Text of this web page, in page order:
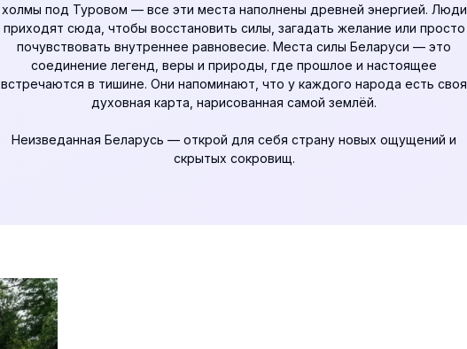
холмы под Туровом — все эти места наполнены древней энергией. Люди
приходят сюда, чтобы восстановить силы, загадать желание или просто
почувствовать внутреннее равновесие. Места силы Беларуси — это
соединение легенд, веры и природы, где прошлое и настоящее
встречаются в тишине. Они напоминают, что у каждого народа есть своя
духовная карта, нарисованная самой землёй.
Неизведанная Беларусь — открой для себя страну новых ощущений и
скрытых сокровищ.